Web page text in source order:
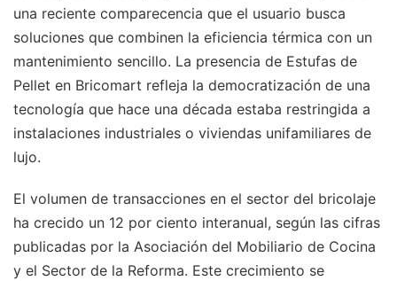
una reciente comparecencia que el usuario busca
soluciones que combinen la eficiencia térmica con un
mantenimiento sencillo. La presencia de Estufas de
Pellet en Bricomart refleja la democratización de una
tecnología que hace una década estaba restringida a
instalaciones industriales o viviendas unifamiliares de
lujo.
El volumen de transacciones en el sector del bricolaje
ha crecido un 12 por ciento interanual, según las cifras
publicadas por la Asociación del Mobiliario de Cocina
y el Sector de la Reforma. Este crecimiento se